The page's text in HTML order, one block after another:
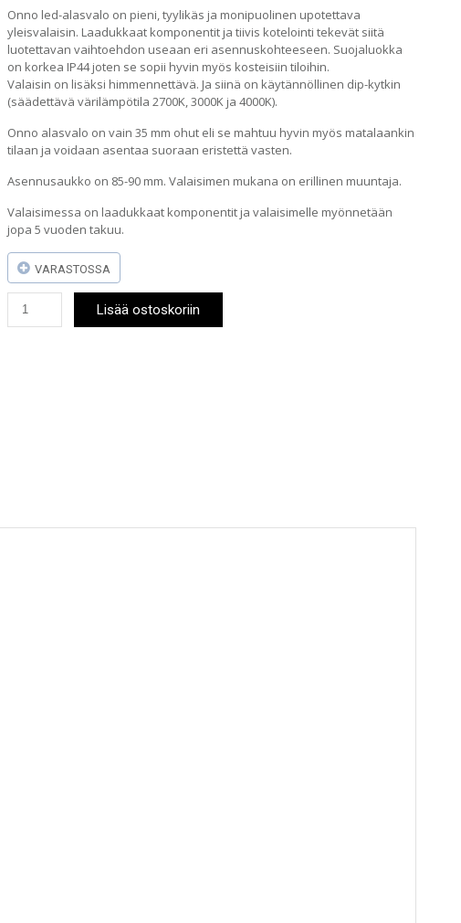
Onno led-alasvalo on pieni, tyylikäs ja monipuolinen upotettava
yleisvalaisin. Laadukkaat komponentit ja tiivis kotelointi tekevät siitä
luotettavan vaihtoehdon useaan eri asennuskohteeseen. Suojaluokka
on korkea IP44 joten se sopii hyvin myös kosteisiin tiloihin.
Valaisin on lisäksi himmennettävä. Ja siinä on käytännöllinen dip-kytkin
(säädettävä värilämpötila 2700K, 3000K ja 4000K).
Onno alasvalo on vain 35 mm ohut eli se mahtuu hyvin myös matalaankin
tilaan ja voidaan asentaa suoraan eristettä vasten.
Asennusaukko on 85-90 mm. Valaisimen mukana on erillinen muuntaja.
Valaisimessa on laadukkaat komponentit ja valaisimelle myönnetään
jopa 5 vuoden takuu.
VARASTOSSA
LED-
Lisää ostoskoriin